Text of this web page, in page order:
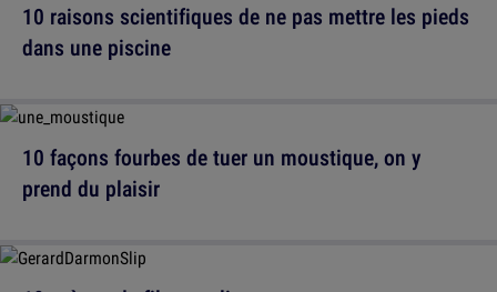
10 raisons scientifiques de ne pas mettre les pieds
dans une piscine
10 façons fourbes de tuer un moustique, on y
prend du plaisir